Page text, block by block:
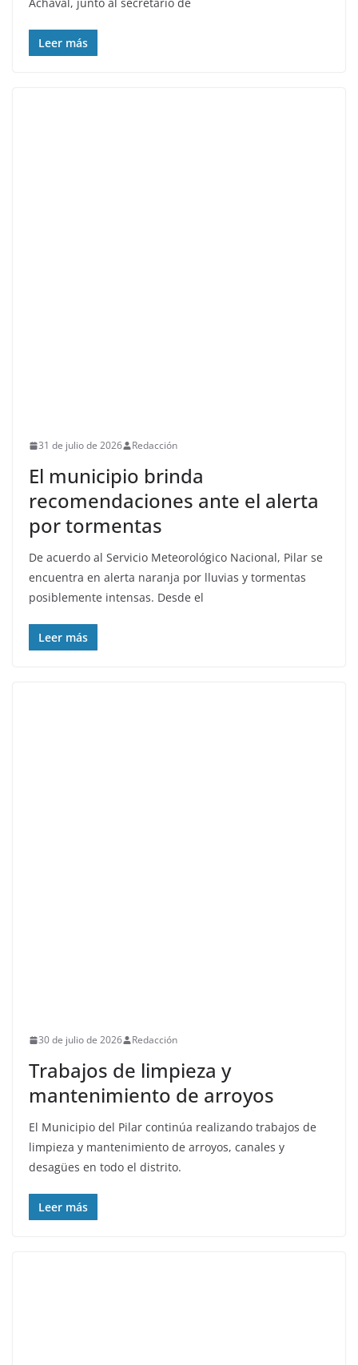
Leer más
31 de julio de 2026 Redacción
El municipio brinda
recomendaciones ante el alerta
por tormentas
De acuerdo al Servicio Meteorológico Nacional, Pilar se
encuentra en alerta naranja por lluvias y tormentas
posiblemente intensas. Desde el
Leer más
30 de julio de 2026 Redacción
Trabajos de limpieza y
mantenimiento de arroyos
El Municipio del Pilar continúa realizando trabajos de
limpieza y mantenimiento de arroyos, canales y
desagües en todo el distrito.
Leer más